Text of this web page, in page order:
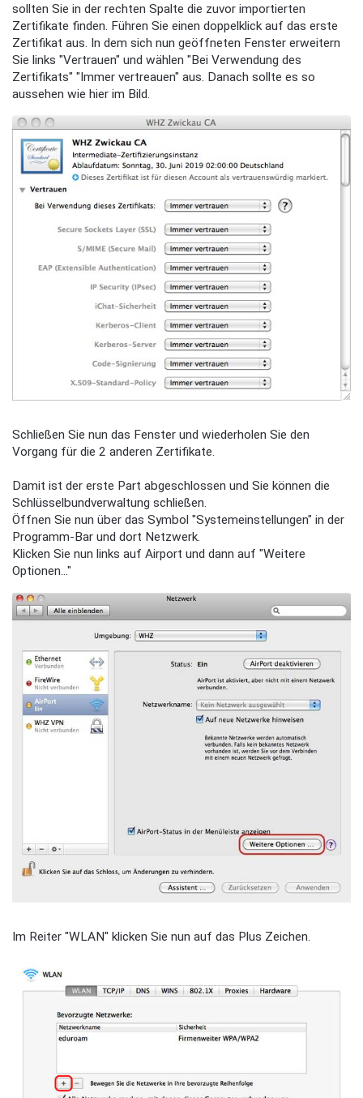
sollten Sie in der rechten Spalte die zuvor importierten
Zertifikate finden. Führen Sie einen doppelklick auf das erste
Zertifikat aus. In dem sich nun geöffneten Fenster erweitern
Sie links "Vertrauen" und wählen "Bei Verwendung des
Zertifikats" "Immer vertreauen" aus. Danach sollte es so
aussehen wie hier im Bild.
Schließen Sie nun das Fenster und wiederholen Sie den
Vorgang für die 2 anderen Zertifikate.
Damit ist der erste Part abgeschlossen und Sie können die
Schlüsselbundverwaltung schließen.
Öffnen Sie nun über das Symbol "Systemeinstellungen" in der
Programm-Bar und dort Netzwerk.
Klicken Sie nun links auf Airport und dann auf "Weitere
Optionen..."
Im Reiter "WLAN" klicken Sie nun auf das Plus Zeichen.